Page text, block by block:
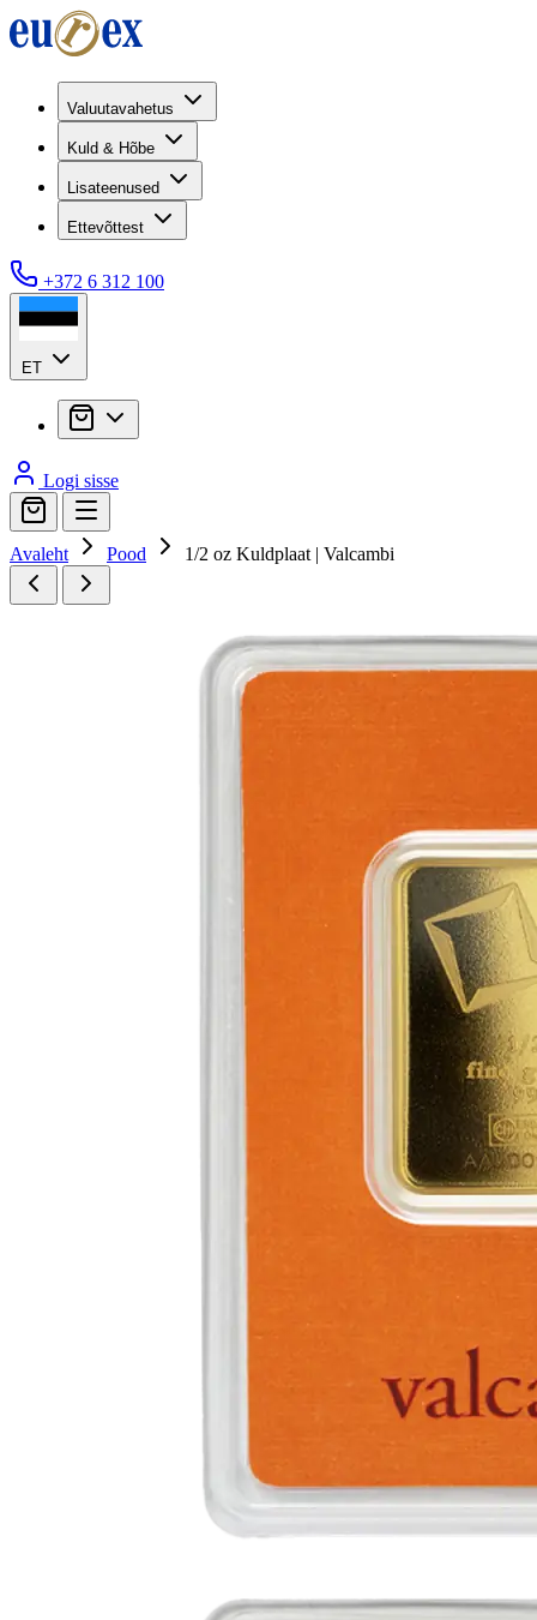
Valuutavahetus
Kuld & Hõbe
Lisateenused
Ettevõttest
+372 6 312 100
ET
Logi sisse
Avaleht Pood 1/2 oz Kuldplaat | Valcambi